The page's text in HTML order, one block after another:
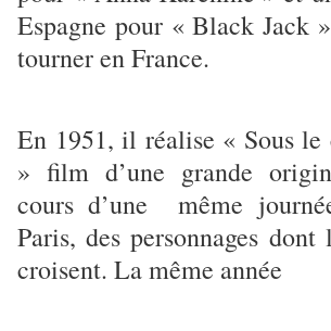
Espagne pour « Black Jack
tourner en France.
En 1951, il réalise « Sous le
» film d’une grande
cours d’une même
Paris, des personnages dont
croisent. La même année